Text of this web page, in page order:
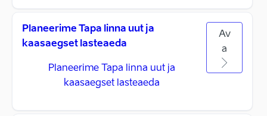
Planeerime Tapa linna uut ja
kaasaegset lasteaeda
Planeerime Tapa linna uut ja
kaasaegset lasteaeda
Av
a